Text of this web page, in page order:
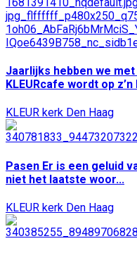
Jaarlijks hebben we
KLEURcafe wordt op
KLEUR kerk Den Haag
Pasen Er is een geluid
niet het laatste woor...
KLEUR kerk Den Haag